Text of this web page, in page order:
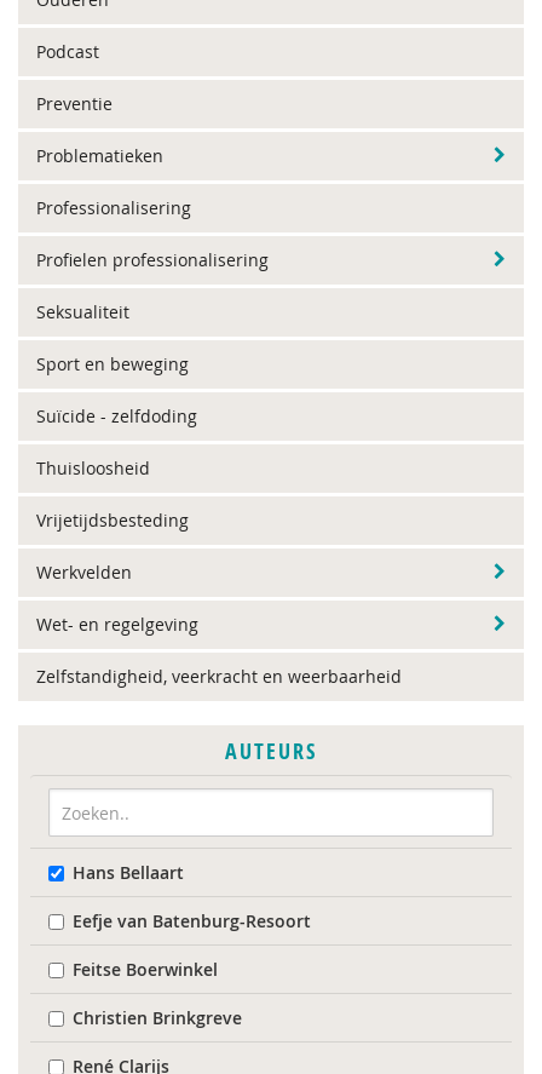
Podcast
Preventie
Problematieken
Professionalisering
Profielen professionalisering
Seksualiteit
Sport en beweging
Suïcide - zelfdoding
Thuisloosheid
Vrijetijdsbesteding
Werkvelden
Wet- en regelgeving
Zelfstandigheid, veerkracht en weerbaarheid
AUTEURS
Hans Bellaart
Eefje van Batenburg-Resoort
Feitse Boerwinkel
Christien Brinkgreve
René Clarijs